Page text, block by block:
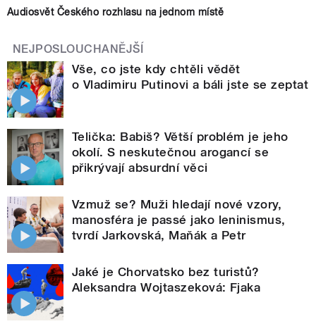
Audiosvět Českého rozhlasu na jednom místě
NEJPOSLOUCHANĚJŠÍ
Vše, co jste kdy chtěli vědět
o Vladimiru Putinovi a báli jste se zeptat
Telička: Babiš? Větší problém je jeho
okolí. S neskutečnou arogancí se
přikrývají absurdní věci
Vzmuž se? Muži hledají nové vzory,
manosféra je passé jako leninismus,
tvrdí Jarkovská, Maňák a Petr
Jaké je Chorvatsko bez turistů?
Aleksandra Wojtaszeková: Fjaka